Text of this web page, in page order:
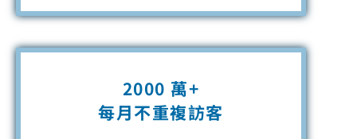
2000 萬+
每月不重複訪客